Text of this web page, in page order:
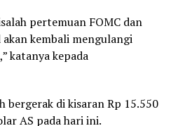
pertemuan FOMC dan
kembali mengulangi
katanya kepada
bergerak di kisaran Rp 15.550
AS pada hari ini.